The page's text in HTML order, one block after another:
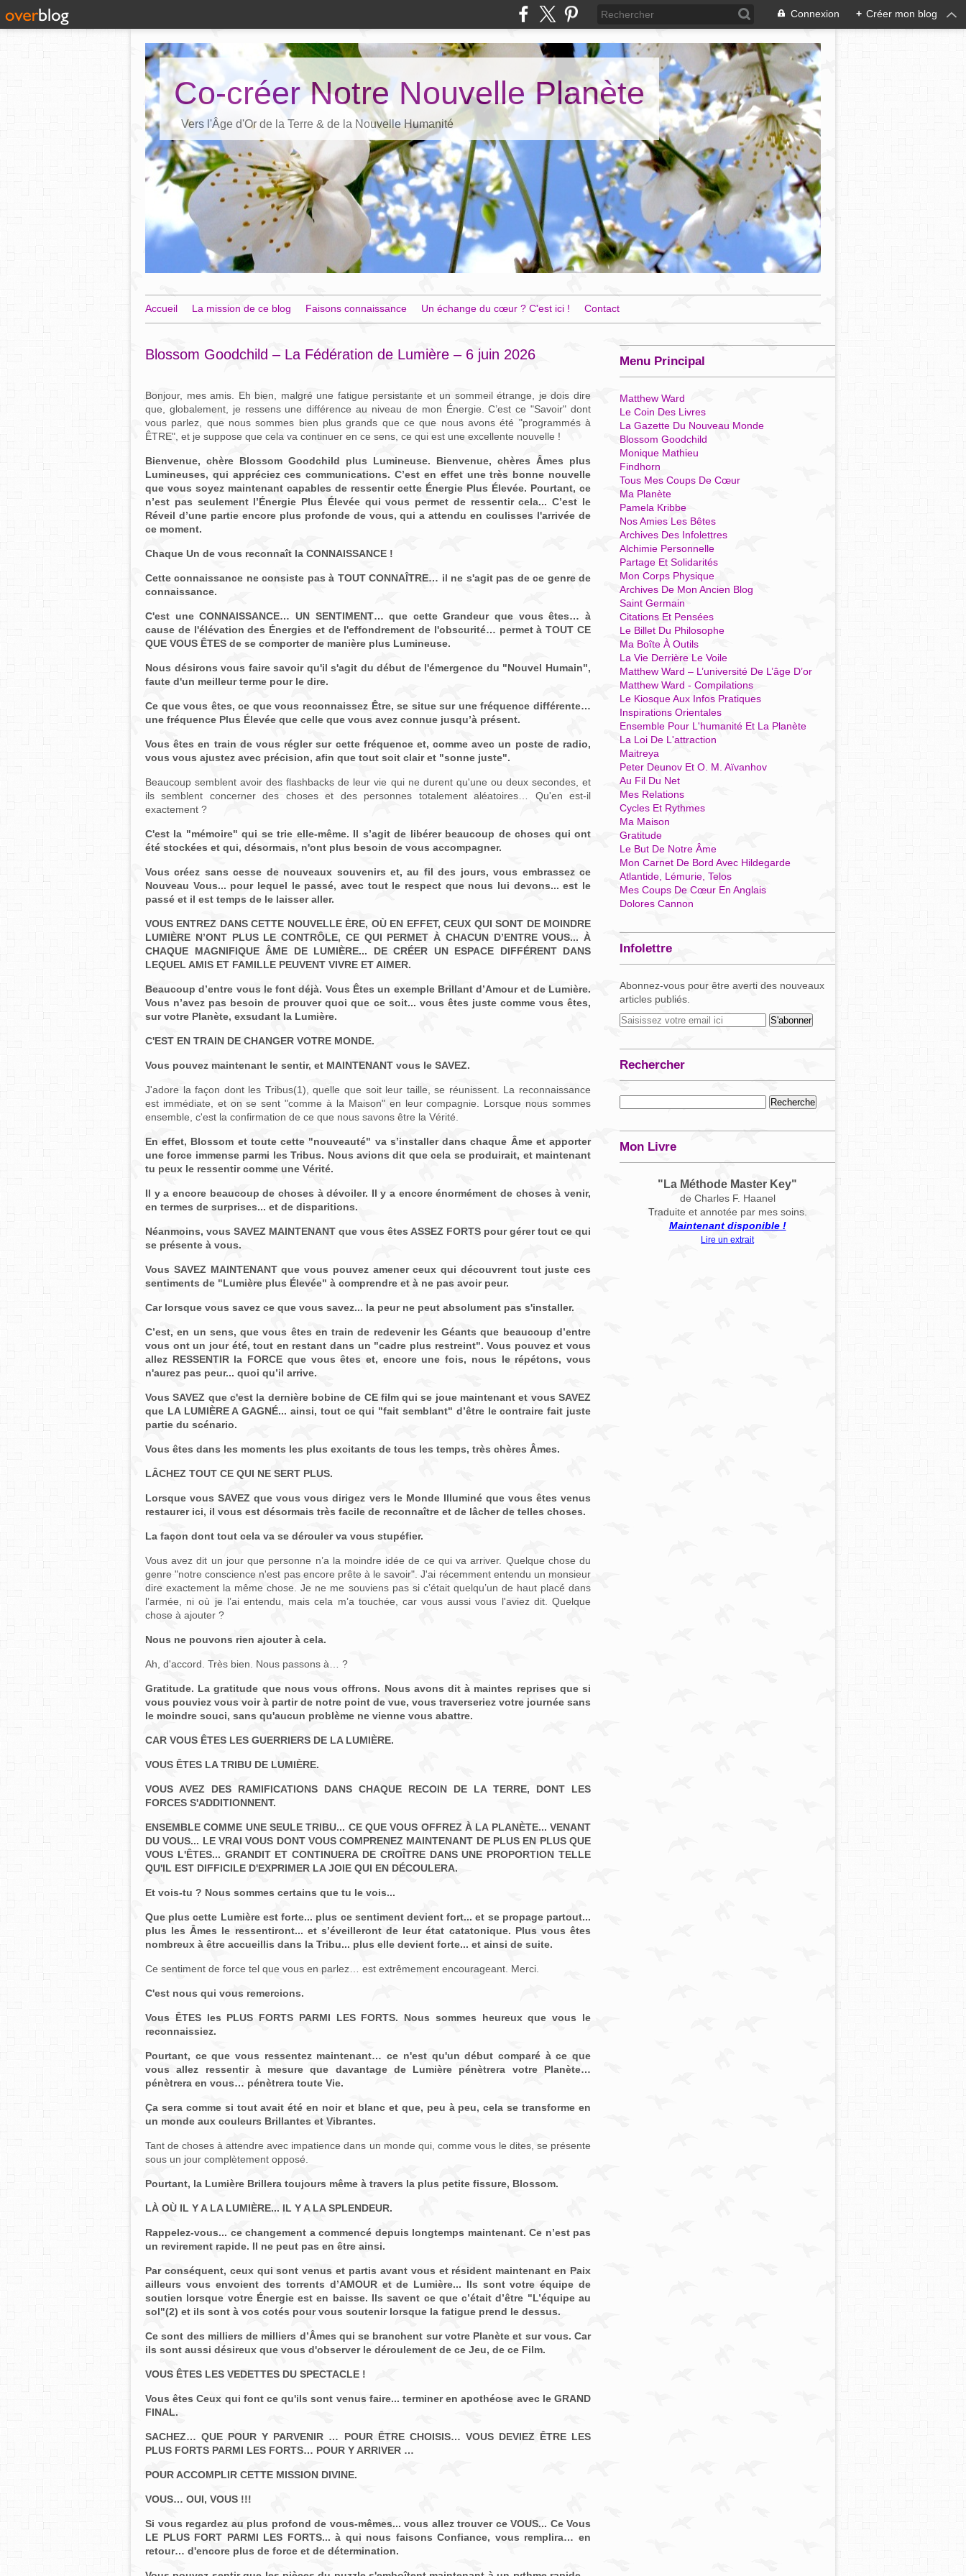
Connexion + Créer mon blog
Co-créer Notre Nouvelle Planète
Vers l'Âge d'Or de la Terre & de la Nouvelle Humanité
Accueil La mission de ce blog Faisons connaissance Un échange du cœur ? C'est ici ! Contact
Blossom Goodchild – La Fédération de Lumière – 6 juin 2026
Bonjour, mes amis. Eh bien, malgré une fatigue persistante et un sommeil étrange, je dois dire
que, globalement, je ressens une différence au niveau de mon Énergie. C’est ce "Savoir" dont
vous parlez, que nous sommes bien plus grands que ce que nous avons été "programmés à
ÊTRE", et je suppose que cela va continuer en ce sens, ce qui est une excellente nouvelle !
Bienvenue, chère Blossom Goodchild plus Lumineuse. Bienvenue, chères Âmes plus
Lumineuses, qui appréciez ces communications. C’est en effet une très bonne nouvelle
que vous soyez maintenant capables de ressentir cette Énergie Plus Élevée. Pourtant, ce
n’est pas seulement l’Énergie Plus Élevée qui vous permet de ressentir cela... C’est le
Réveil d’une partie encore plus profonde de vous, qui a attendu en coulisses l'arrivée de
ce moment.
Chaque Un de vous reconnaît la CONNAISSANCE !
Cette connaissance ne consiste pas à TOUT CONNAÎTRE… il ne s'agit pas de ce genre de
connaissance.
C'est une CONNAISSANCE… UN SENTIMENT… que cette Grandeur que vous êtes… à
cause de l'élévation des Énergies et de l'effondrement de l'obscurité… permet à TOUT CE
QUE VOUS ÊTES de se comporter de manière plus Lumineuse.
Nous désirons vous faire savoir qu'il s'agit du début de l'émergence du "Nouvel Humain",
faute d'un meilleur terme pour le dire.
Ce que vous êtes, ce que vous reconnaissez Être, se situe sur une fréquence différente…
une fréquence Plus Élevée que celle que vous avez connue jusqu’à présent.
Vous êtes en train de vous régler sur cette fréquence et, comme avec un poste de radio,
vous vous ajustez avec précision, afin que tout soit clair et "sonne juste".
Beaucoup semblent avoir des flashbacks de leur vie qui ne durent qu'une ou deux secondes, et
ils semblent concerner des choses et des personnes totalement aléatoires… Qu'en est-il
exactement ?
C'est la "mémoire" qui se trie elle-même. Il s’agit de libérer beaucoup de choses qui ont
été stockées et qui, désormais, n'ont plus besoin de vous accompagner.
Vous créez sans cesse de nouveaux souvenirs et, au fil des jours, vous embrassez ce
Nouveau Vous... pour lequel le passé, avec tout le respect que nous lui devons... est le
passé et il est temps de le laisser aller.
VOUS ENTREZ DANS CETTE NOUVELLE ÈRE, OÙ EN EFFET, CEUX QUI SONT DE MOINDRE
LUMIÈRE N’ONT PLUS LE CONTRÔLE, CE QUI PERMET À CHACUN D’ENTRE VOUS... À
CHAQUE MAGNIFIQUE ÂME DE LUMIÈRE... DE CRÉER UN ESPACE DIFFÉRENT DANS
LEQUEL AMIS ET FAMILLE PEUVENT VIVRE ET AIMER.
Beaucoup d’entre vous le font déjà. Vous Êtes un exemple Brillant d’Amour et de Lumière.
Vous n’avez pas besoin de prouver quoi que ce soit... vous êtes juste comme vous êtes,
sur votre Planète, exsudant la Lumière.
C'EST EN TRAIN DE CHANGER VOTRE MONDE.
Vous pouvez maintenant le sentir, et MAINTENANT vous le SAVEZ.
J'adore la façon dont les Tribus(1), quelle que soit leur taille, se réunissent. La reconnaissance
est immédiate, et on se sent "comme à la Maison" en leur compagnie. Lorsque nous sommes
ensemble, c'est la confirmation de ce que nous savons être la Vérité.
En effet, Blossom et toute cette "nouveauté" va s’installer dans chaque Âme et apporter
une force immense parmi les Tribus. Nous avions dit que cela se produirait, et maintenant
tu peux le ressentir comme une Vérité.
Il y a encore beaucoup de choses à dévoiler. Il y a encore énormément de choses à venir,
en termes de surprises... et de disparitions.
Néanmoins, vous SAVEZ MAINTENANT que vous êtes ASSEZ FORTS pour gérer tout ce qui
se présente à vous.
Vous SAVEZ MAINTENANT que vous pouvez amener ceux qui découvrent tout juste ces
sentiments de "Lumière plus Élevée" à comprendre et à ne pas avoir peur.
Car lorsque vous savez ce que vous savez... la peur ne peut absolument pas s'installer.
C’est, en un sens, que vous êtes en train de redevenir les Géants que beaucoup d’entre
vous ont un jour été, tout en restant dans un "cadre plus restreint". Vous pouvez et vous
allez RESSENTIR la FORCE que vous êtes et, encore une fois, nous le répétons, vous
n'aurez pas peur... quoi qu’il arrive.
Vous SAVEZ que c'est la dernière bobine de CE film qui se joue maintenant et vous SAVEZ
que LA LUMIÈRE A GAGNÉ... ainsi, tout ce qui "fait semblant" d’être le contraire fait juste
partie du scénario.
Vous êtes dans les moments les plus excitants de tous les temps, très chères Âmes.
LÂCHEZ TOUT CE QUI NE SERT PLUS.
Lorsque vous SAVEZ que vous vous dirigez vers le Monde Illuminé que vous êtes venus
restaurer ici, il vous est désormais très facile de reconnaître et de lâcher de telles choses.
La façon dont tout cela va se dérouler va vous stupéfier.
Vous avez dit un jour que personne n’a la moindre idée de ce qui va arriver. Quelque chose du
genre "notre conscience n'est pas encore prête à le savoir". J'ai récemment entendu un monsieur
dire exactement la même chose. Je ne me souviens pas si c’était quelqu’un de haut placé dans
l’armée, ni où je l’ai entendu, mais cela m’a touchée, car vous aussi vous l'aviez dit. Quelque
chose à ajouter ?
Nous ne pouvons rien ajouter à cela.
Ah, d'accord. Très bien. Nous passons à… ?
Gratitude. La gratitude que nous vous offrons. Nous avons dit à maintes reprises que si
vous pouviez vous voir à partir de notre point de vue, vous traverseriez votre journée sans
le moindre souci, sans qu'aucun problème ne vienne vous abattre.
CAR VOUS ÊTES LES GUERRIERS DE LA LUMIÈRE.
VOUS ÊTES LA TRIBU DE LUMIÈRE.
VOUS AVEZ DES RAMIFICATIONS DANS CHAQUE RECOIN DE LA TERRE, DONT LES
FORCES S'ADDITIONNENT.
ENSEMBLE COMME UNE SEULE TRIBU... CE QUE VOUS OFFREZ À LA PLANÈTE... VENANT
DU VOUS... LE VRAI VOUS DONT VOUS COMPRENEZ MAINTENANT DE PLUS EN PLUS QUE
VOUS L'ÊTES... GRANDIT ET CONTINUERA DE CROÎTRE DANS UNE PROPORTION TELLE
QU'IL EST DIFFICILE D'EXPRIMER LA JOIE QUI EN DÉCOULERA.
Et vois-tu ? Nous sommes certains que tu le vois...
Que plus cette Lumière est forte... plus ce sentiment devient fort... et se propage partout...
plus les Âmes le ressentiront... et s’éveilleront de leur état catatonique. Plus vous êtes
nombreux à être accueillis dans la Tribu... plus elle devient forte... et ainsi de suite.
Ce sentiment de force tel que vous en parlez… est extrêmement encourageant. Merci.
C'est nous qui vous remercions.
Vous ÊTES les PLUS FORTS PARMI LES FORTS. Nous sommes heureux que vous le
reconnaissiez.
Pourtant, ce que vous ressentez maintenant… ce n'est qu'un début comparé à ce que
vous allez ressentir à mesure que davantage de Lumière pénètrera votre Planète…
pénètrera en vous… pénètrera toute Vie.
Ça sera comme si tout avait été en noir et blanc et que, peu à peu, cela se transforme en
un monde aux couleurs Brillantes et Vibrantes.
Tant de choses à attendre avec impatience dans un monde qui, comme vous le dites, se présente
sous un jour complètement opposé.
Pourtant, la Lumière Brillera toujours même à travers la plus petite fissure, Blossom.
LÀ OÙ IL Y A LA LUMIÈRE... IL Y A LA SPLENDEUR.
Rappelez-vous... ce changement a commencé depuis longtemps maintenant. Ce n’est pas
un revirement rapide. Il ne peut pas en être ainsi.
Par conséquent, ceux qui sont venus et partis avant vous et résident maintenant en Paix
ailleurs vous envoient des torrents d’AMOUR et de Lumière... Ils sont votre équipe de
soutien lorsque votre Énergie est en baisse. Ils savent ce que c’était d’être "L’équipe au
sol"(2) et ils sont à vos cotés pour vous soutenir lorsque la fatigue prend le dessus.
Ce sont des milliers de milliers d’Âmes qui se branchent sur votre Planète et sur vous. Car
ils sont aussi désireux que vous d'observer le déroulement de ce Jeu, de ce Film.
VOUS ÊTES LES VEDETTES DU SPECTACLE !
Vous êtes Ceux qui font ce qu'ils sont venus faire... terminer en apothéose avec le GRAND
FINAL.
SACHEZ… QUE POUR Y PARVENIR … POUR ÊTRE CHOISIS… VOUS DEVIEZ ÊTRE LES
PLUS FORTS PARMI LES FORTS… POUR Y ARRIVER …
POUR ACCOMPLIR CETTE MISSION DIVINE.
VOUS… OUI, VOUS !!!
Si vous regardez au plus profond de vous-mêmes... vous allez trouver ce VOUS... Ce Vous
LE PLUS FORT PARMI LES FORTS... à qui nous faisons Confiance, vous remplira… en
retour… d'encore plus de force et de détermination.
Menu Principal
Matthew Ward
Le Coin Des Livres
La Gazette Du Nouveau Monde
Blossom Goodchild
Monique Mathieu
Findhorn
Tous Mes Coups De Cœur
Ma Planète
Pamela Kribbe
Nos Amies Les Bêtes
Archives Des Infolettres
Alchimie Personnelle
Partage Et Solidarités
Mon Corps Physique
Archives De Mon Ancien Blog
Saint Germain
Citations Et Pensées
Le Billet Du Philosophe
Ma Boîte À Outils
La Vie Derrière Le Voile
Matthew Ward – L’université De L’âge D’or
Matthew Ward - Compilations
Le Kiosque Aux Infos Pratiques
Inspirations Orientales
Ensemble Pour L'humanité Et La Planète
La Loi De L'attraction
Maitreya
Peter Deunov Et O. M. Aïvanhov
Au Fil Du Net
Mes Relations
Cycles Et Rythmes
Ma Maison
Gratitude
Le But De Notre Âme
Mon Carnet De Bord Avec Hildegarde
Atlantide, Lémurie, Telos
Mes Coups De Cœur En Anglais
Dolores Cannon
Infolettre
Abonnez-vous pour être averti des nouveaux
articles publiés.
Rechercher
Mon Livre
"La Méthode Master Key"
de Charles F. Haanel
Traduite et annotée par mes soins.
Maintenant disponible !
Lire un extrait